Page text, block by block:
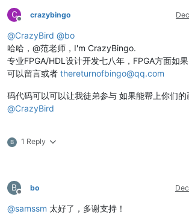
C
Offline
crazybingo
@CrazyBird @bo
哈哈，@范老师，I'm CrazyBingo.
专业FPGA/HDL设计开发七八年，FPGA方面如
可以留言或者 thereturnofbingo@qq.com
码代码可以可以让我徒弟参与 如果能帮上你们
@CrazyBird
B 1 Reply
B
Offline
bo
@samssm 太好了，多谢支持！